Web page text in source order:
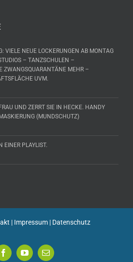
VIELE NEUE LOCKERUNGEN AB MONTAG
– TANZSCHULEN –
ZWANGSQUARANTÄNE MEHR –
UVM.
UND ZERRT SIE IN HECKE. HANDY
(MUNDSCHUTZ)
EINER PLAYLIST.
| Impressum | Datenschutz
FacebookYouTube
E-
Mail